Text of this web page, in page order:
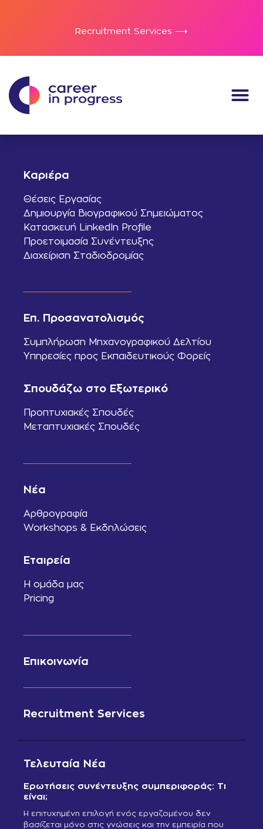
Recruitment Services ⟶
Καριέρα
Θέσεις Εργασίας
Δημιουργία Βιογραφικού Σημειώματος
Κατασκευή LinkedIn Profile
Προετοιμασία Συνέντευξης
Διαχείριση Σταδιοδρομίας
Επ. Προσανατολισμός
Συμπλήρωση Μηχανογραφικού Δελτίου
Υπηρεσίες προς Εκπαιδευτικούς Φορείς
Σπουδάζω στο Εξωτερικό
Προπτυχιακές Σπουδές
Μεταπτυχιακές Σπουδές
Νέα
Αρθρογραφία
Workshops & Εκδηλώσεις
Εταιρεία
Η ομάδα μας
Pricing
Επικοινωνία
Recruitment Services
Τελευταία Νέα
Ερωτήσεις συνέντευξης συμπεριφοράς: Τι
είναι;
Η επιτυχημένη επιλογή ενός εργαζομένου δεν
βασίζεται μόνο στις γνώσεις και την εμπειρία που